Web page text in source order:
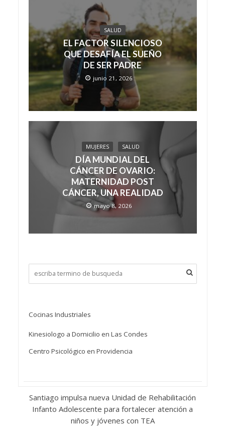
SALUD
EL FACTOR SILENCIOSO
QUE DESAFÍA EL SUEÑO
DE SER PADRE
junio 21, 2026
MUJERES SALUD
DÍA MUNDIAL DEL
CÁNCER DE OVARIO:
MATERNIDAD POST
CÁNCER, UNA REALIDAD
mayo 8, 2026
Cocinas Industriales
Kinesiologo a Domicilio en Las Condes
Centro Psicológico en Providencia
Santiago impulsa nueva Unidad de Rehabilitación
Infanto Adolescente para fortalecer atención a
niños y jóvenes con TEA